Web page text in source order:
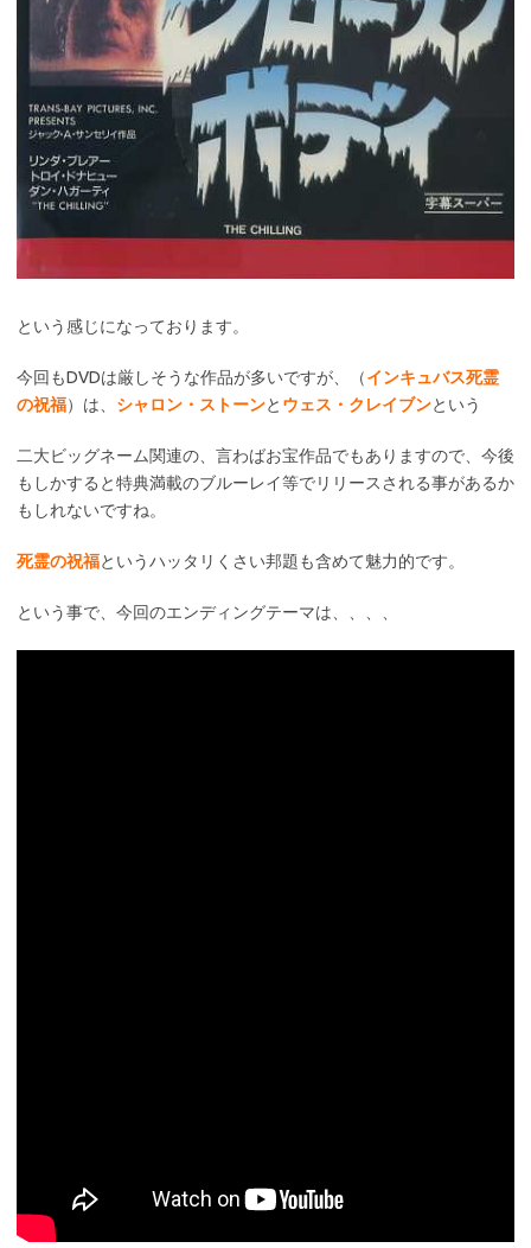
という感じになっております。
今回もDVDは厳しそうな作品が多いですが、（インキュバス死霊
の祝福）は、 シャロン・ストーンと ウェス・クレイブンという
二大ビッグネーム関連の、言わばお宝作品でもありますので、今後
もしかすると特典満載のブルーレイ等でリリースされる事があるか
もしれないですね。
死霊の祝福というハッタリくさい邦題も含めて魅力的です。
という事で、今回のエンディングテーマは、、、、